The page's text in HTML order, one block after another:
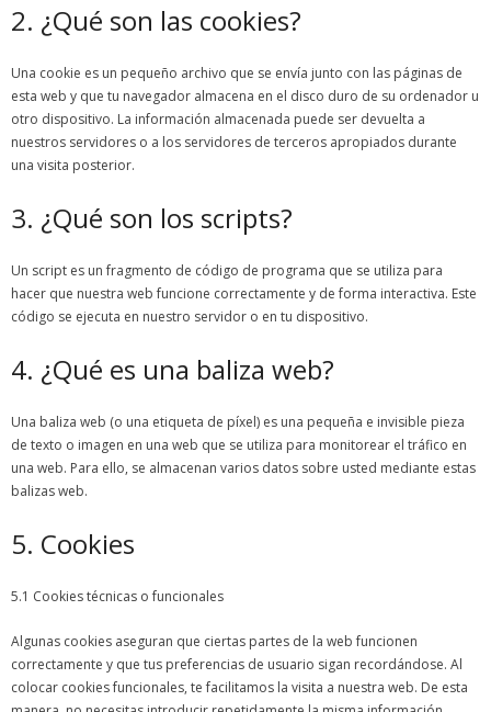
2. ¿Qué son las cookies?
Una cookie es un pequeño archivo que se envía junto con las páginas de
esta web y que tu navegador almacena en el disco duro de su ordenador u
otro dispositivo. La información almacenada puede ser devuelta a
nuestros servidores o a los servidores de terceros apropiados durante
una visita posterior.
3. ¿Qué son los scripts?
Un script es un fragmento de código de programa que se utiliza para
hacer que nuestra web funcione correctamente y de forma interactiva. Este
código se ejecuta en nuestro servidor o en tu dispositivo.
4. ¿Qué es una baliza web?
Una baliza web (o una etiqueta de píxel) es una pequeña e invisible pieza
de texto o imagen en una web que se utiliza para monitorear el tráfico en
una web. Para ello, se almacenan varios datos sobre usted mediante estas
balizas web.
5. Cookies
5.1 Cookies técnicas o funcionales
Algunas cookies aseguran que ciertas partes de la web funcionen
correctamente y que tus preferencias de usuario sigan recordándose. Al
colocar cookies funcionales, te facilitamos la visita a nuestra web. De esta